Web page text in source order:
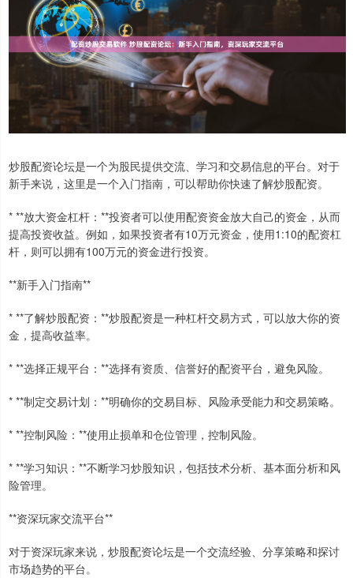
炒股配资论坛是一个为股民提供交流、学习和交易信息的平台。对于
新手来说，这里是一个入门指南，可以帮助你快速了解炒股配资。
* **放大资金杠杆：**投资者可以使用配资资金放大自己的资金，从而
提高投资收益。例如，如果投资者有10万元资金，使用1:10的配资杠
杆，则可以拥有100万元的资金进行投资。
**新手入门指南**
* **了解炒股配资：**炒股配资是一种杠杆交易方式，可以放大你的资
金，提高收益率。
* **选择正规平台：**选择有资质、信誉好的配资平台，避免风险。
* **制定交易计划：**明确你的交易目标、风险承受能力和交易策略。
* **控制风险：**使用止损单和仓位管理，控制风险。
* **学习知识：**不断学习炒股知识，包括技术分析、基本面分析和风
险管理。
**资深玩家交流平台**
对于资深玩家来说，炒股配资论坛是一个交流经验、分享策略和探讨
市场趋势的平台。